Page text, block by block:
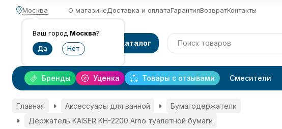
Москва
Ваш город Москва?
О магазинеДоставка и оплатаГарантияВозвратКонтакты
Каталог
Уценка Товары с отзывами
Бренды Смесители
Главная Аксессуары для ванной
Бумагодержатели
Держатель KAISER KH-2200 Arno туалетной бумаги